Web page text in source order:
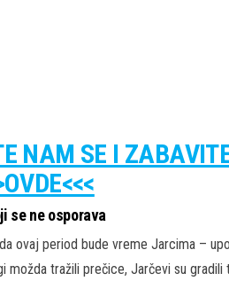
NAM SE I
se ne osporava
ovaj period bude vreme Jarcima –
možda tražili prečice, Jarčevi su